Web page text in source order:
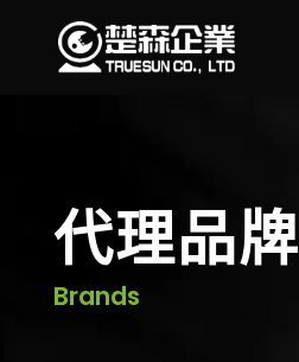
代理品牌
Brands